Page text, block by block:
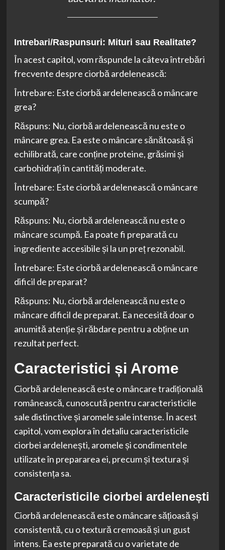
Intrebari/Raspunsuri: Mituri sau Realitate?
În acest capitol, vom răspunde la câteva întrebări
frecvente despre ciorbă ardelenească:
Întrebare: Este ciorbă ardelenească o mâncare
grea?
Răspuns: Nu, ciorbă ardelenească nu este o
mâncare grea. Ea este o mâncare sănătoasă și
echilibrată, care conține proteine, grăsimi și
carbohidrați în cantități moderate.
Întrebare: Este ciorbă ardelenească o mâncare
scumpă?
Răspuns: Nu, ciorbă ardelenească nu este o
mâncare scumpă. Ea poate fi preparată cu
ingrediente accesibile și la un preț rezonabil.
Întrebare: Este ciorbă ardelenească o mâncare
dificil de preparat?
Răspuns: Nu, ciorbă ardelenească nu este o
mâncare dificil de preparat. Ea necesită doar o
anumită atenție și răbdare pentru a obține un
rezultat perfect.
Caracteristici și Arome
Ciorbă ardelenească este o mâncare tradițională
românească, cunoscută pentru caracteristicile
sale distinctive și aromele sale intense. În acest
capitol, vom explora în detaliu caracteristicile
ciorbei ardelenești, aromele și condimentele
utilizate în prepararea ei, precum și textura și
consistența sa.
Caracteristicile ciorbei ardelenești
Ciorbă ardelenească este o mâncare sățioasă și
consistentă, cu o textură cremoasă și un gust
intens. Ea este preparată cu o varietate de